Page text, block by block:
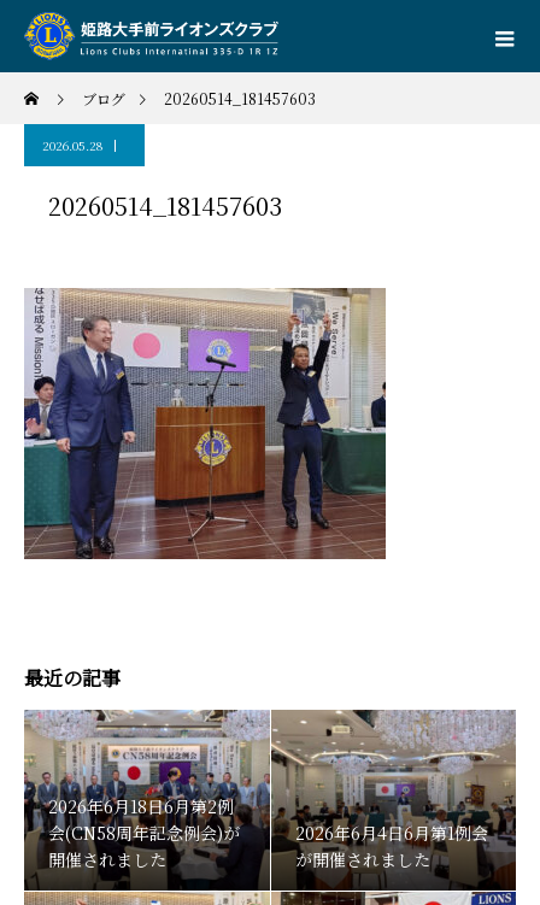
ブログ 20260514_181457603
2026.05.28
20260514_181457603
最近の記事
2026年6月18日6月第2例
会(CN58周年記念例会)が
開催されました
2026年6月4日6月第1例会
が開催されました